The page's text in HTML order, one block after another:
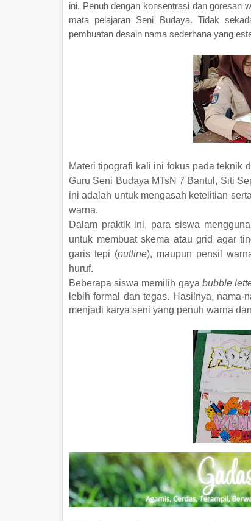
ini. Penuh dengan konsentrasi dan goresan
mata pelajaran Seni Budaya. Tidak
pembuatan desain nama sederhana yang
Materi tipografi kali ini fokus pada teknik
Guru Seni Budaya MTsN 7 Bantul, Siti
ini adalah untuk mengasah ketelitian
warna.
​Dalam praktik ini, para siswa
untuk membuat skema atau grid agar
garis tepi (outline), maupun pensil
huruf.
​Beberapa siswa memilih gaya bubble
lebih formal dan tegas. Hasilnya,
menjadi karya seni yang penuh warna